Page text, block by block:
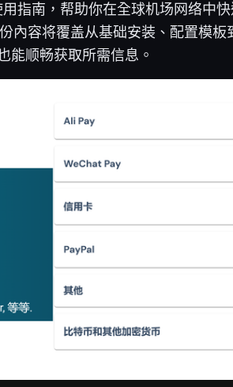
指南，帮助你在全球机场网络中
內容将覆盖从基础安装、配置模板
能顺畅获取所需信息。